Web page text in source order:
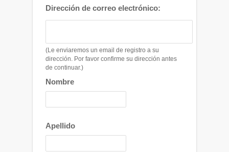
Dirección de correo electrónico:
(Le enviaremos un email de registro a su
dirección. Por favor confirme su dirección antes
de continuar.)
Nombre
Apellido